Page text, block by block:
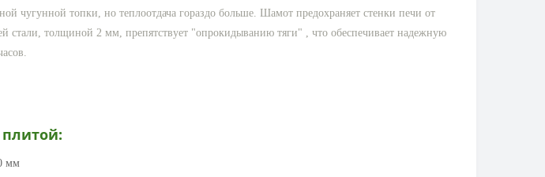
чугунной топки, но теплоотдача гораздо больше. Шамот предохраняет стенки печи от
толщиной 2 мм, препятствует "опрокидыванию тяги" , что обеспечивает надежную
:
мм